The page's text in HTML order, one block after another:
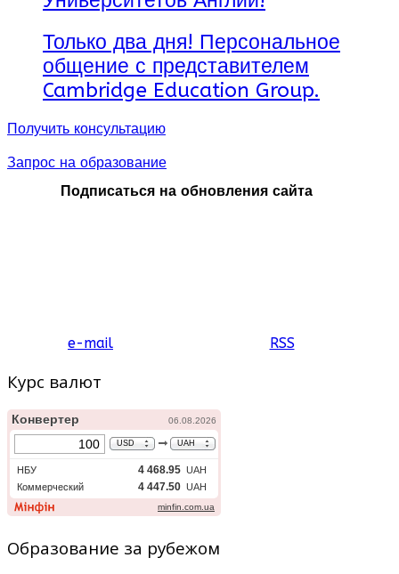
Только два дня! Персональное
общение с представителем
Cambridge Education Group.
Получить консультацию
Запрос на образование
Подписаться на обновления сайта
e-mail RSS
Курс валют
Образование за рубежом